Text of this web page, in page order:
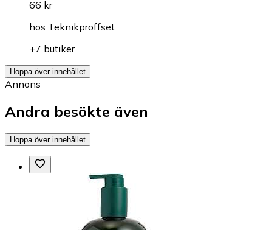
66 kr
hos Teknikproffset
+7 butiker
Hoppa över innehållet
Annons
Andra besökte även
Hoppa över innehållet